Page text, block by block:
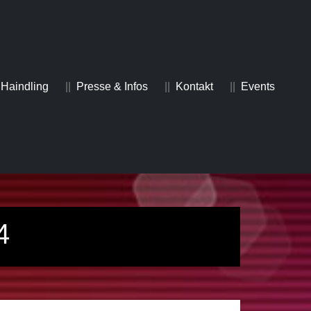
Haindling Presse & Infos Kontakt Events